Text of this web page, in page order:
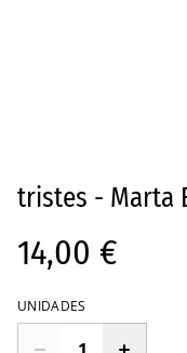
tristes - Marta
14,00 €
UNIDADES